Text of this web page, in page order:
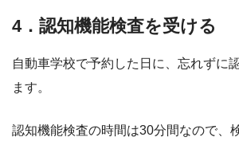
4．認知機能検査を受ける
自動車学校で予約した日に、忘れずに
ます。
認知機能検査の時間は30分間なので、